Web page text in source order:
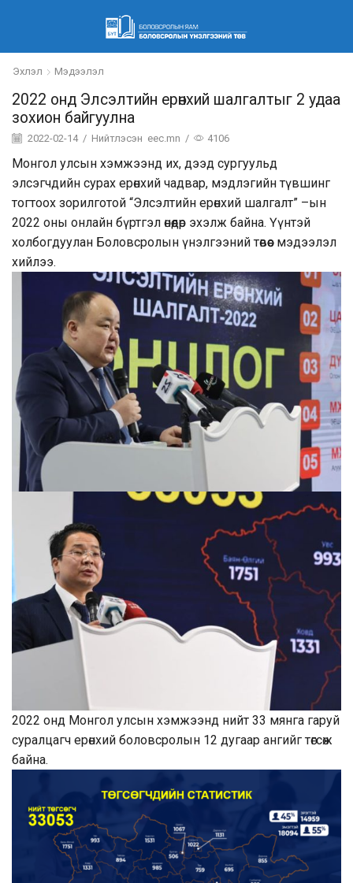
Эхлэл Мэдээлэл
2022 онд Элсэлтийн ерөнхий шалгалтыг 2 удаа
зохион байгуулна
2022-02-14 / Нийтлэсэн eec.mn / 4106
Монгол улсын хэмжээнд их, дээд сургуульд
элсэгчдийн сурах ерөнхий чадвар, мэдлэгийн түвшинг
тогтоох зорилготой “Элсэлтийн ерөнхий шалгалт” –ын
2022 оны онлайн бүртгэл өнөөдөр эхэлж байна. Үүнтэй
холбогдуулан Боловсролын үнэлгээний төвөөс мэдээлэл
хийлээ.
2022 онд Монгол улсын хэмжээнд нийт 33 мянга гаруй
суралцагч ерөнхий боловсролын 12 дугаар ангийг төгсөж
байна.